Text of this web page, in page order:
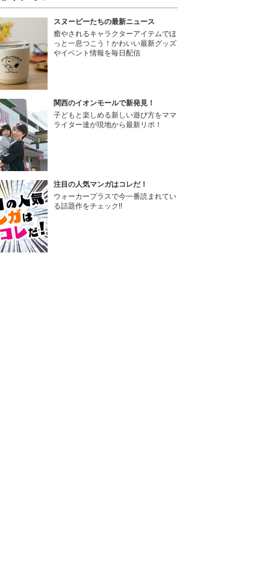
スヌーピーたちの最新ニュース
癒やされるキャラクターアイテムでほ
っと一息つこう！かわいい最新グッズ
やイベント情報を毎日配信
関西のイオンモールで新発見！
子どもと楽しめる新しい遊び方をママ
ライター達が現地から最新リポ！
注目の人気マンガはコレだ！
ウォーカープラスで今一番読まれてい
る話題作をチェック!!